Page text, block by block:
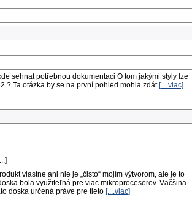
sehnat potřebnou dokumentaci O tom jakými styly lze
? Ta otázka by se na první pohled mohla zdát [....viac]
vlastne ani nie je „čisto“ mojím výtvorom, ale je to
bola využiteľná pre viac mikroprocesorov. Väčšina
doska určená práve pre tieto [....viac]